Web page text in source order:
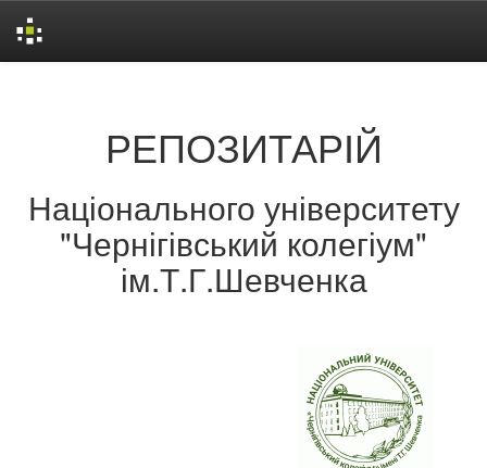
РЕПОЗИТАРІЙ
Національного університету
"Чернігівський колегіум"
ім.Т.Г.Шевченка